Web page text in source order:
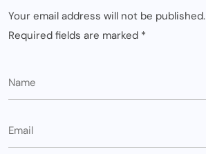
Your email address will not be published.
Required fields are marked *